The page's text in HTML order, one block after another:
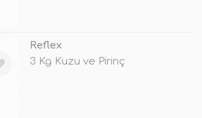
Reflex
3 Kg Kuzu ve Pirinç